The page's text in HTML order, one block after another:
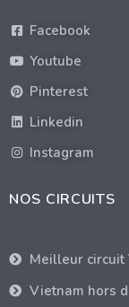
Facebook
Youtube
Pinterest
Linkedin
Instagram
NOS CIRCUITS
Meilleur circuit
Vietnam hors